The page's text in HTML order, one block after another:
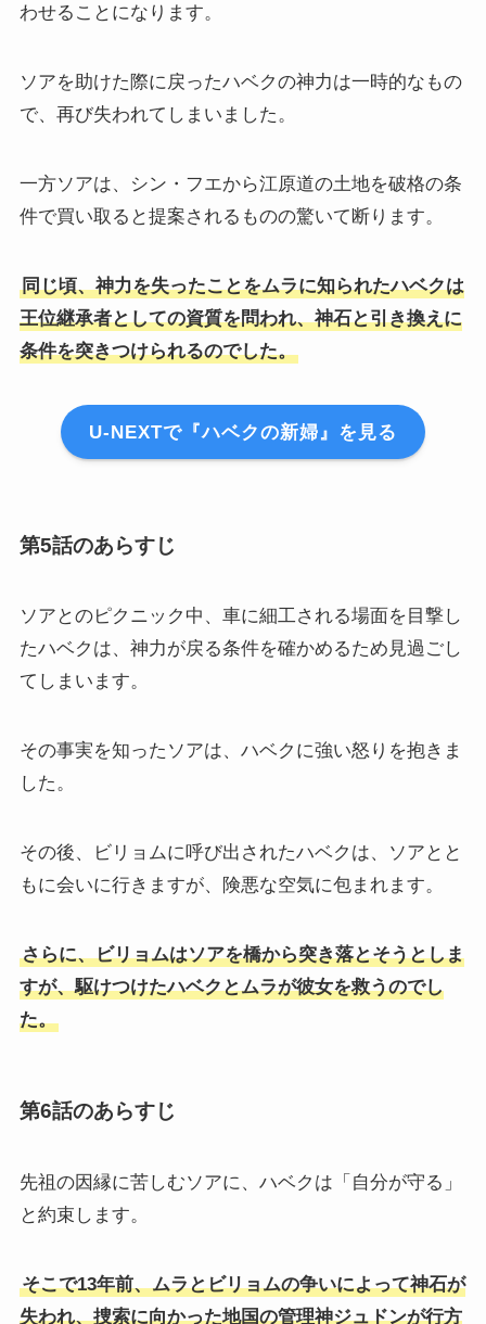
わせることになります。
ソアを助けた際に戻ったハベクの神力は一時的なもの
で、再び失われてしまいました。
一方ソアは、シン・フエから江原道の土地を破格の条
件で買い取ると提案されるものの驚いて断ります。
同じ頃、神力を失ったことをムラに知られたハベクは
王位継承者としての資質を問われ、神石と引き換えに
条件を突きつけられるのでした。
U-NEXTで『ハベクの新婦』を見る
第5話のあらすじ
ソアとのピクニック中、車に細工される場面を目撃し
たハベクは、神力が戻る条件を確かめるため見過ごし
てしまいます。
その事実を知ったソアは、ハベクに強い怒りを抱きま
した。
その後、ビリョムに呼び出されたハベクは、ソアとと
もに会いに行きますが、険悪な空気に包まれます。
さらに、ビリョムはソアを橋から突き落とそうとしま
すが、駆けつけたハベクとムラが彼女を救うのでし
た。
第6話のあらすじ
先祖の因縁に苦しむソアに、ハベクは「自分が守る」
と約束します。
そこで13年前、ムラとビリョムの争いによって神石が
失われ、捜索に向かった地国の管理神ジュドンが行方